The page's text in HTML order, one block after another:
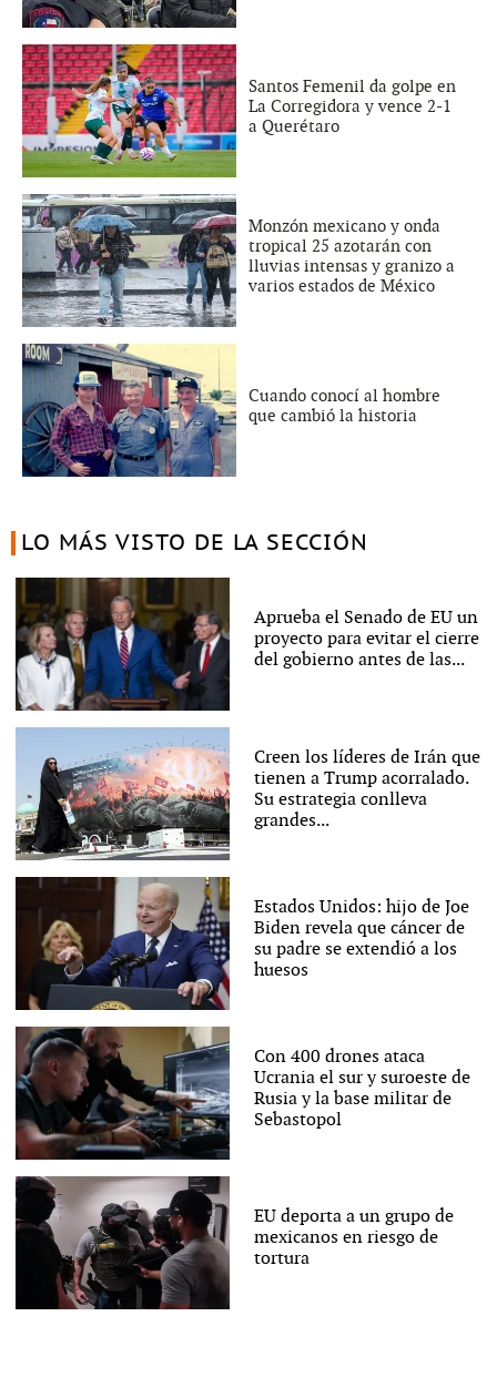
Santos Femenil da golpe en
La Corregidora y vence 2-1
a Querétaro
Monzón mexicano y onda
tropical 25 azotarán con
lluvias intensas y granizo a
varios estados de México
Cuando conocí al hombre
que cambió la historia
LO MÁS VISTO DE LA SECCIÓN
Aprueba el Senado de EU un
proyecto para evitar el cierre
del gobierno antes de las...
Creen los líderes de Irán que
tienen a Trump acorralado.
Su estrategia conlleva
grandes...
Estados Unidos: hijo de Joe
Biden revela que cáncer de
su padre se extendió a los
huesos
Con 400 drones ataca
Ucrania el sur y suroeste de
Rusia y la base militar de
Sebastopol
EU deporta a un grupo de
mexicanos en riesgo de
tortura